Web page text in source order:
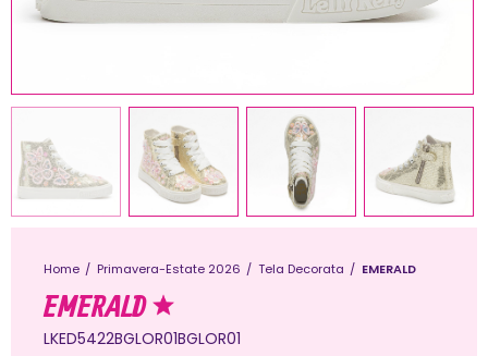
Home Primavera-Estate 2026 Tela Decorata EMERALD
EMERALD
LKED5422BGLOR01BGLOR01